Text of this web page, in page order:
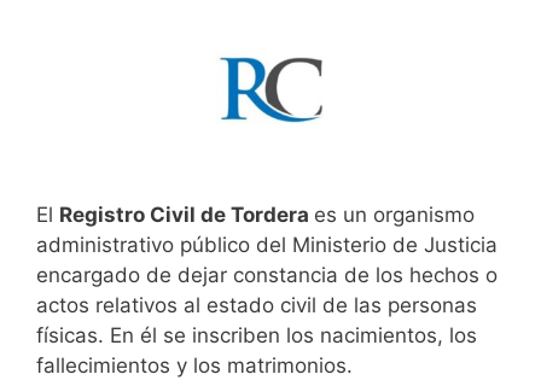
El Registro Civil de Tordera es un organismo
administrativo público del Ministerio de Justicia
encargado de dejar constancia de los hechos o
actos relativos al estado civil de las personas
físicas. En él se inscriben los nacimientos, los
fallecimientos y los matrimonios.